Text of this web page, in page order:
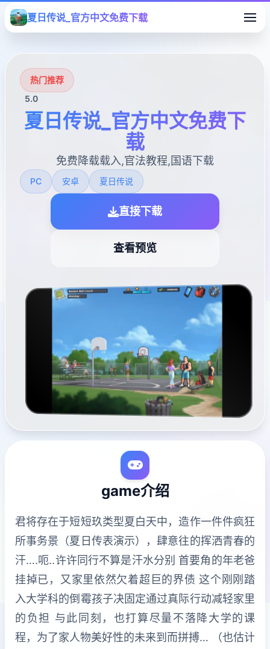
夏日传说_官方中文免费下载
热门推荐
5.0
夏日传说_官方中文免费下
载
免费降载载入,官法教程,国语下载
PC 安卓 夏日传说
直接下载
查看预览
game介绍
君将存在于短短玖类型夏白天中，造作一件件疯狂
所事务景（夏日传表演示），肆意往的挥洒青春的
汗….呃..许许同行不算是汗水分别 首要角的年老爸
挂掉已，又家里依然欠着超巨的界债 这个刚刚踏
入大学科的倒霉孩子决固定通过真际行动减轻家里
的负担 与此同刻，也打算尽量不落降大学的课
程，为了家人物美好性的未来到而拼搏… （也估计